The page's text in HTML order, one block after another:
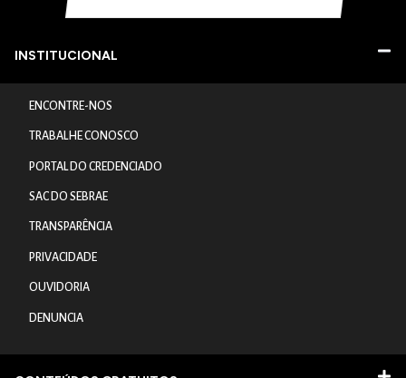
INSTITUCIONAL
ENCONTRE-NOS
TRABALHE CONOSCO
PORTAL DO CREDENCIADO
SAC DO SEBRAE
TRANSPARÊNCIA
PRIVACIDADE
OUVIDORIA
DENUNCIA